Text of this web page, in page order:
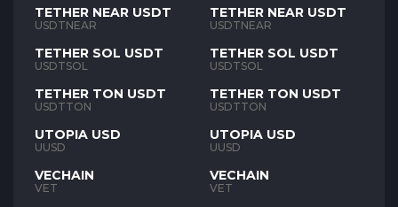
TETHER NEAR USDT
USDTNEAR
TETHER SOL USDT
USDTSOL
TETHER TON USDT
USDTTON
UTOPIA USD
UUSD
VECHAIN
VET
TETHER NEAR USDT
USDTNEAR
TETHER SOL USDT
USDTSOL
TETHER TON USDT
USDTTON
UTOPIA USD
UUSD
VECHAIN
VET